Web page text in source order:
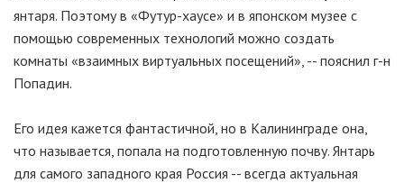
янтаря. Поэтому в «Футур-хаусе» и в японском музее с
помощью современных технологий можно создать
комнаты «взаимных виртуальных посещений», -- пояснил г-н
Попадин.
Его идея кажется фантастичной, но в Калининграде она,
что называется, попала на подготовленную почву. Янтарь
для самого западного края Россия -- всегда актуальная